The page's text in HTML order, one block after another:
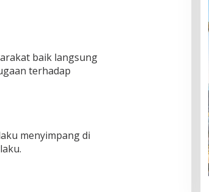
baik langsung
terhadap
menyimpang di